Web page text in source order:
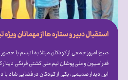
استقبال دبیر و ستاره ها از مهمانان ویژه
صبح امروز جمعی از کودکان مبتلا به اتیسم با
فدراسیون و ملی‌پوشان تیم ملی کشتی فرنگی
این دیدار صمیمی، یکی از کودکان در فضایی شاد با